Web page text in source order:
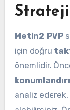
Metin2 PVP
için doğru
önemlidir.
analiz ederek,